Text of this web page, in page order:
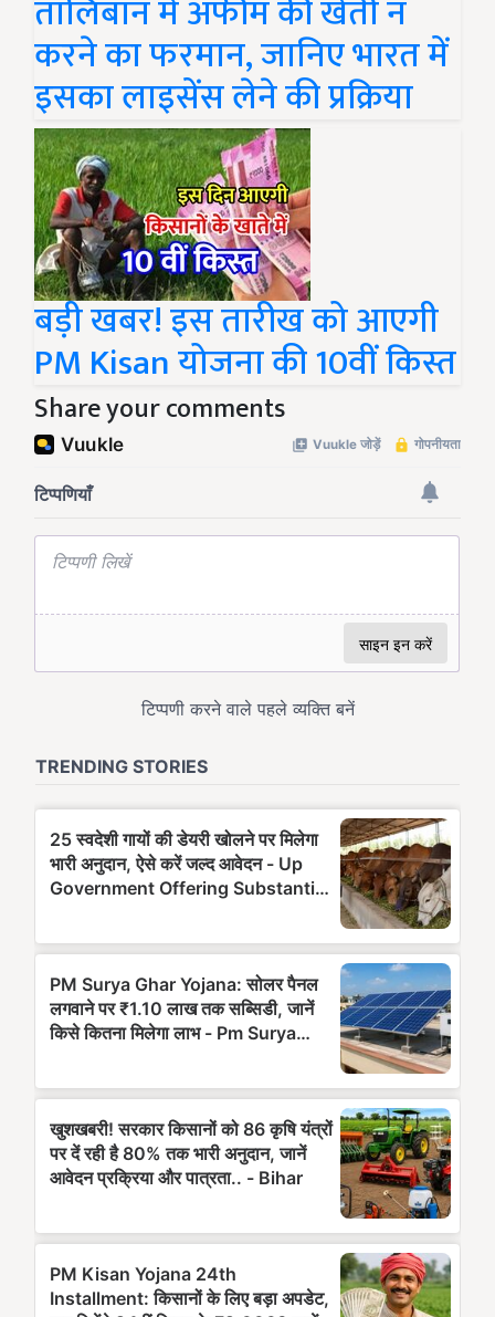
तालिबान में अफीम की खेती न
करने का फरमान, जानिए भारत में
इसका लाइसेंस लेने की प्रक्रिया
बड़ी खबर! इस तारीख को आएगी
PM Kisan योजना की 10वीं किस्त
Share your comments